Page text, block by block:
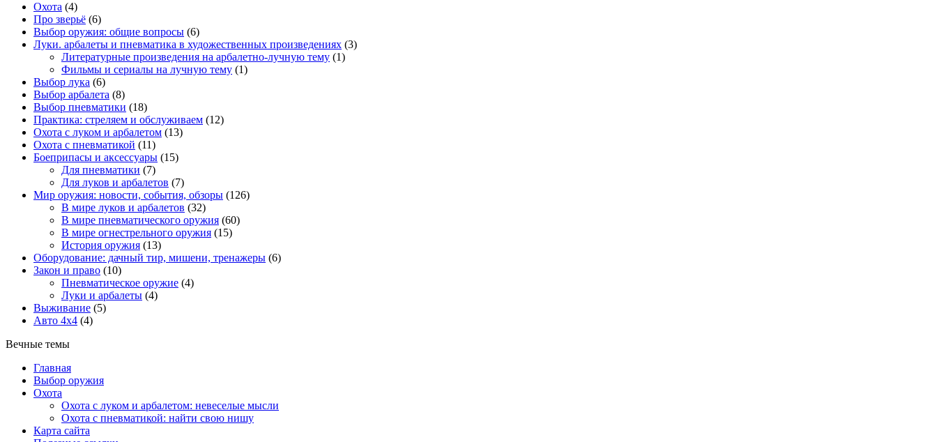
Охота (4)
Про зверьё (6)
Выбор оружия: общие вопросы (6)
Луки. арбалеты и пневматика в художественных произведениях (3)
Литературные произведения на арбалетно-лучную тему (1)
Фильмы и сериалы на лучную тему (1)
Выбор лука (6)
Выбор арбалета (8)
Выбор пневматики (18)
Практика: стреляем и обслуживаем (12)
Охота с луком и арбалетом (13)
Охота с пневматикой (11)
Боеприпасы и аксессуары (15)
Для пневматики (7)
Для луков и арбалетов (7)
Мир оружия: новости, события, обзоры (126)
В мире луков и арбалетов (32)
В мире пневматического оружия (60)
В мире огнестрельного оружия (15)
История оружия (13)
Оборудование: дачный тир, мишени, тренажеры (6)
Закон и право (10)
Пневматическое оружие (4)
Луки и арбалеты (4)
Выживание (5)
Авто 4х4 (4)
Вечные темы
Главная
Выбор оружия
Охота
Охота с луком и арбалетом: невеселые мысли
Охота с пневматикой: найти свою нишу
Карта сайта